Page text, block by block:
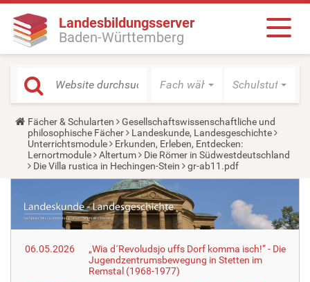
Landesbildungsserver
Baden-Württemberg
Fach wählen Schulstufe
Y
o
u
a
r
e
r
e
:
Fächer & Schularten
Gesellschaftswissenschaftliche und
philosophische Fächer
Landeskunde, Landesgeschichte
Unterrichtsmodule
Erkunden, Erleben, Entdecken:
Lernortmodule
Altertum
Die Römer in Südwestdeutschland
Die Villa rustica in Hechingen-Stein
gr-ab11.pdf
06.05.2026
„Wia d´Revoludsjo uffs Dorf komma isch!“ - Die
Jugendzentrumsbewegung in Stetten im
Remstal (1968-1977)